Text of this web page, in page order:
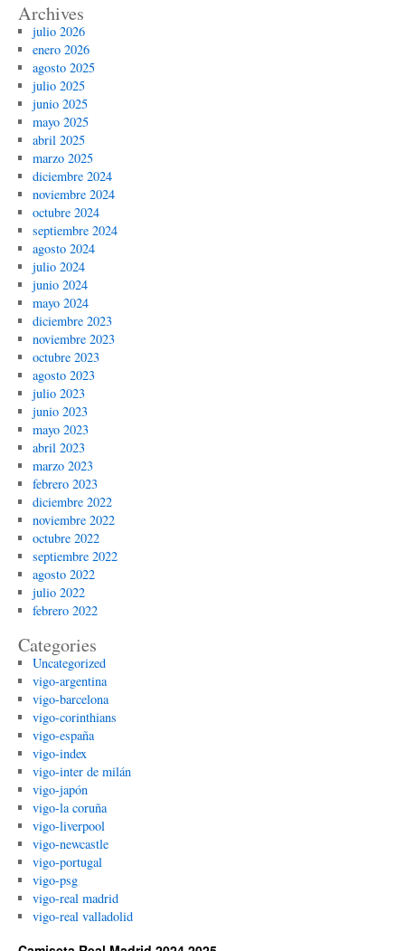
Archives
julio 2026
enero 2026
agosto 2025
julio 2025
junio 2025
mayo 2025
abril 2025
marzo 2025
diciembre 2024
noviembre 2024
octubre 2024
septiembre 2024
agosto 2024
julio 2024
junio 2024
mayo 2024
diciembre 2023
noviembre 2023
octubre 2023
agosto 2023
julio 2023
junio 2023
mayo 2023
abril 2023
marzo 2023
febrero 2023
diciembre 2022
noviembre 2022
octubre 2022
septiembre 2022
agosto 2022
julio 2022
febrero 2022
Categories
Uncategorized
vigo-argentina
vigo-barcelona
vigo-corinthians
vigo-españa
vigo-index
vigo-inter de milán
vigo-japón
vigo-la coruña
vigo-liverpool
vigo-newcastle
vigo-portugal
vigo-psg
vigo-real madrid
vigo-real valladolid